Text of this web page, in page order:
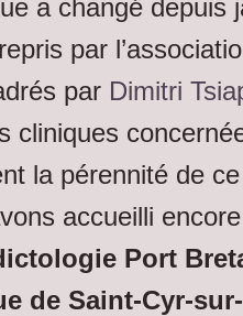
a changé depuis
par
par Dimitri
cliniques
la pérennité de
accueilli
Port
de Saint-Cyr-